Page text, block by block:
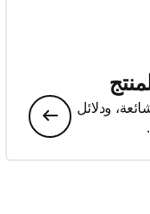
ودلائل